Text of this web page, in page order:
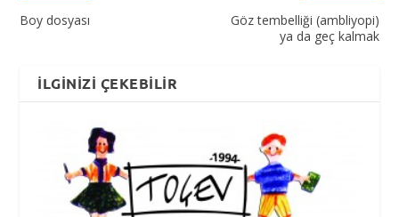
Boy dosyası
Göz tembelliği (ambliyopi)
ya da geç kalmak
İLGINIZI ÇEKEBILIR